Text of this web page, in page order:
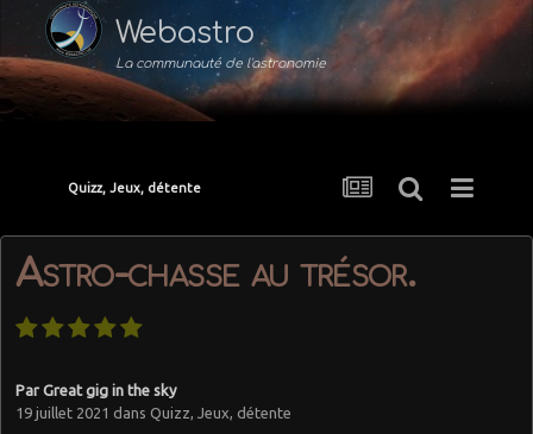
Webastro
La communauté de l'astronomie
Quizz, Jeux, détente
Astro-chasse au trésor.
Par Great gig in the sky
19 juillet 2021 dans Quizz, Jeux, détente